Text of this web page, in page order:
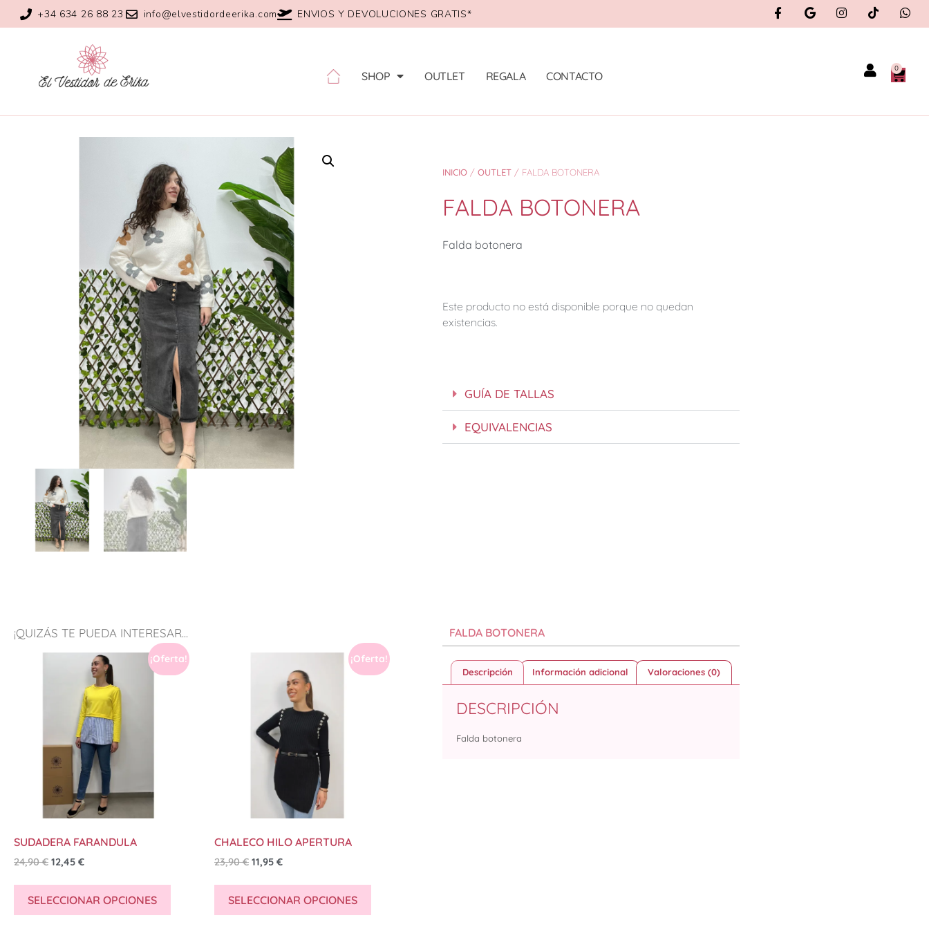
+34 634 26 88 23 info@elvestidordeerika.com ENVIOS Y DEVOLUCIONES GRATIS*
SHOP OUTLET REGALA CONTACTO
0
INICIO / OUTLET / FALDA BOTONERA
FALDA BOTONERA
Falda botonera
Este producto no está disponible porque no quedan
existencias.
GUÍA DE TALLAS
EQUIVALENCIAS
¡QUIZÁS TE PUEDA INTERESAR...
¡Oferta!
SUDADERA FARANDULA
24,90€ 12,45 €
SELECCIONAR OPCIONES
¡Oferta!
CHALECO HILO APERTURA
23,90€ 11,95 €
SELECCIONAR OPCIONES
FALDA BOTONERA
Descripción Información adicional Valoraciones (0)
DESCRIPCIÓN
Falda botonera